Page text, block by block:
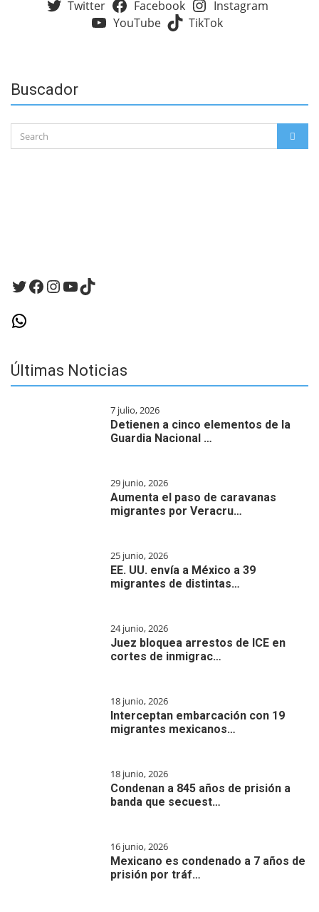
Twitter Facebook
Instagram
YouTube
TikTok
Buscador
Search
for:
Twitter
Facebook
Instagram
YouTube
TikTok
WhatsApp
Últimas Noticias
7 julio, 2026
Detienen a cinco elementos de la
Guardia Nacional …
29 junio, 2026
Aumenta el paso de caravanas
migrantes por Veracru…
25 junio, 2026
EE. UU. envía a México a 39
migrantes de distintas…
24 junio, 2026
Juez bloquea arrestos de ICE en
cortes de inmigrac…
18 junio, 2026
Interceptan embarcación con 19
migrantes mexicanos…
18 junio, 2026
Condenan a 845 años de prisión a
banda que secuest…
16 junio, 2026
Mexicano es condenado a 7 años de
prisión por tráf…